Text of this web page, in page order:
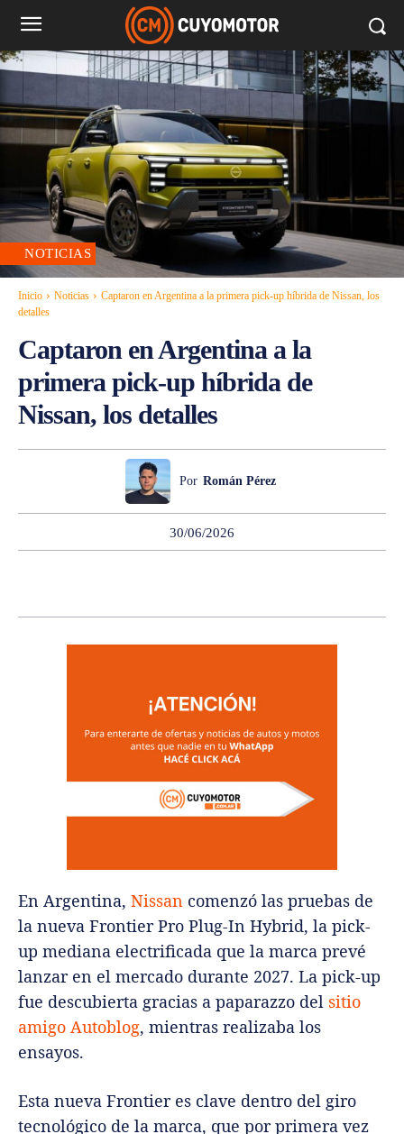
NOTICIAS
Inicio Noticias
Captaron en Argentina a la primera pick-up híbrida de Nissan, los
detalles
Captaron en Argentina a la
primera pick-up híbrida de
Nissan, los detalles
Por Román Pérez
30/06/2026
En Argentina, Nissan comenzó las pruebas de
la nueva Frontier Pro Plug-In Hybrid, la pick-
up mediana electrificada que la marca prevé
lanzar en el mercado durante 2027. La pick-up
fue descubierta gracias a paparazzo del sitio
amigo Autoblog, mientras realizaba los
ensayos.
Esta nueva Frontier es clave dentro del giro
tecnológico de la marca, que por primera vez